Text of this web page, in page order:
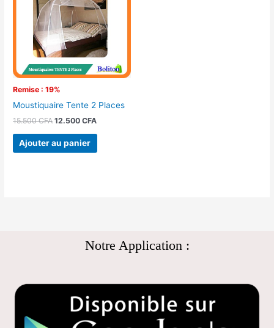
Remise : 19%
Moustiquaire Tente 2 Places
15.500CFA
15.500 CFA.
12.500CFA
12.500 CFA.
Ajouter au panier
Notre Application :